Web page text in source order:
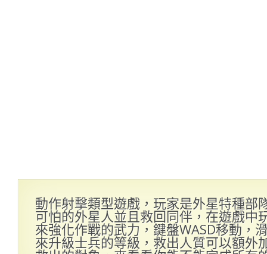
動作射擊類型遊戲，玩家是外星特種部
可怕的外星人並且救回同伴，在遊戲中
來強化作戰的武力，鍵盤WASD移動，
來升級士兵的等級，救出人質可以額外